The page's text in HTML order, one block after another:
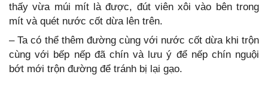
thấy vừa múi mít là được, đút viên xôi vào bên trong
mít và quét nước cốt dừa lên trên.
– Ta có thể thêm đường cùng với nước cốt dừa khi trộn
cùng với bếp nếp đã chín và lưu ý để nếp chín nguội
bớt mới trộn đường để tránh bị lại gạo.